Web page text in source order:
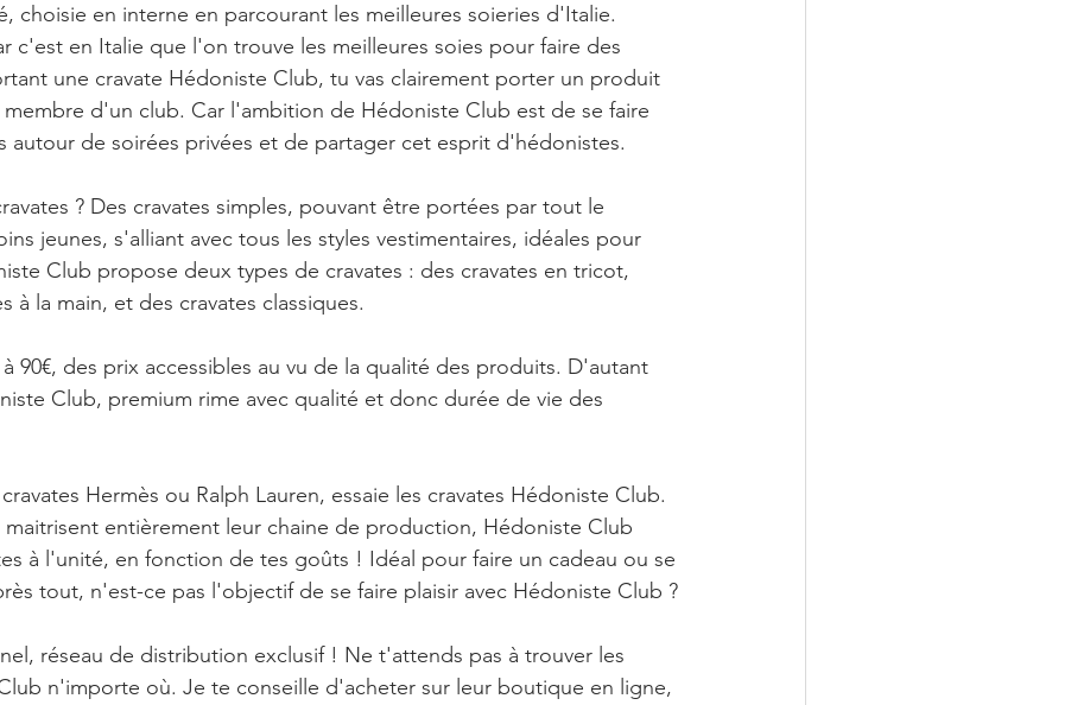
choisie en interne en parcourant les meilleures soieries d'Italie.
c'est en Italie que l'on trouve les meilleures soies pour faire des
une cravate Hédoniste Club, tu vas clairement porter un produit
d'un club. Car l'ambition de Hédoniste Club est de se faire
autour de soirées privées et de partager cet esprit d'hédonistes.
? Des cravates simples, pouvant être portées par tout le
jeunes, s'alliant avec tous les styles vestimentaires, idéales pour
Club propose deux types de cravates : des cravates en tricot,
à la main, et des cravates classiques.
90€, des prix accessibles au vu de la qualité des produits. D'autant
Club, premium rime avec qualité et donc durée de vie des
Hermès ou Ralph Lauren, essaie les cravates Hédoniste Club.
entièrement leur chaine de production, Hédoniste Club
à l'unité, en fonction de tes goûts ! Idéal pour faire un cadeau ou se
tout, n'est-ce pas l'objectif de se faire plaisir avec Hédoniste Club ?
réseau de distribution exclusif ! Ne t'attends pas à trouver les
n'importe où. Je te conseille d'acheter sur leur boutique en ligne,